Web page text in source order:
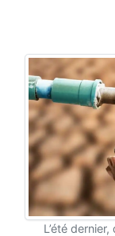
Puits à sec :
L’été